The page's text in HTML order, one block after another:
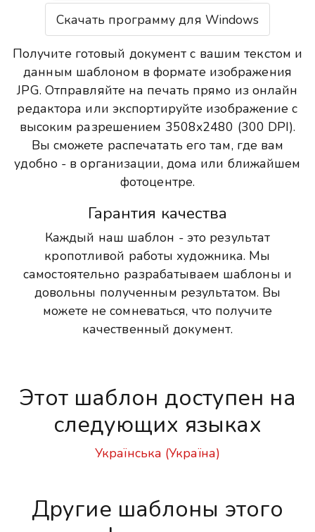
Скачать программу для Windows
Получите готовый документ с вашим текстом и
данным шаблоном в формате изображения
JPG. Отправляйте на печать прямо из онлайн
редактора или экспортируйте изображение с
высоким разрешением 3508x2480 (300 DPI).
Вы сможете распечатать его там, где вам
удобно - в организации, дома или ближайшем
фотоцентре.
Гарантия качества
Каждый наш шаблон - это результат
кропотливой работы художника. Мы
самостоятельно разрабатываем шаблоны и
довольны полученным результатом. Вы
можете не сомневаться, что получите
качественный документ.
Этот шаблон доступен на
следующих языках
Українська (Україна)
Другие шаблоны этого